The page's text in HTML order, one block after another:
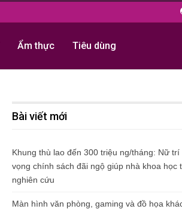
Ẩm thực Tiêu dùng
Bài viết mới
Khung thù lao đến 300 triệu ng/tháng: Nữ trí
vọng chính sách đãi ngộ giúp nhà khoa học
nghiên cứu
Màn hình văn phòng, gaming và đồ họa